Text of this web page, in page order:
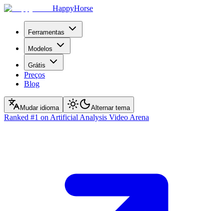
HappyHorse
Ferramentas
Modelos
Grátis
Preços
Blog
Mudar idioma Alternar tema
Ranked #1 on Artificial Analysis Video Arena